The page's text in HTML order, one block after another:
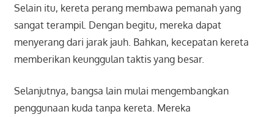
Selain itu, kereta perang membawa pemanah yang
sangat terampil. Dengan begitu, mereka dapat
menyerang dari jarak jauh. Bahkan, kecepatan kereta
memberikan keunggulan taktis yang besar.
Selanjutnya, bangsa lain mulai mengembangkan
penggunaan kuda tanpa kereta. Mereka